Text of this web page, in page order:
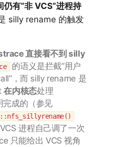
仍有”非 VCS”进程持
silly rename 的触发
直接看不到 silly
的语义是拦截”用户
，而 silly rename 是
在内核态处理
完成的（参见
进程自己调了一次
只能给出 VCS 视角